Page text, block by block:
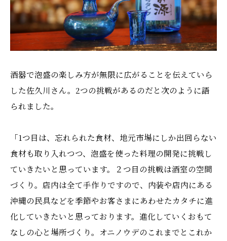
酒器で泡盛の楽しみ方が無限に広がることを伝えていら
した佐久川さん。2つの挑戦があるのだと次のように語
られました。
「1つ目は、忘れられた食材、地元市場にしか出回らない
食材も取り入れつつ、泡盛を使った料理の開発に挑戦し
ていきたいと思っています。２つ目の挑戦は酒室の空間
づくり。店内は全て手作りですので、内装や店内にある
沖縄の民具などを季節やお客さまにあわせたカタチに進
化していきたいと思っております。進化していくおもて
なしの心と場所づくり。オニノウデのこれまでとこれか